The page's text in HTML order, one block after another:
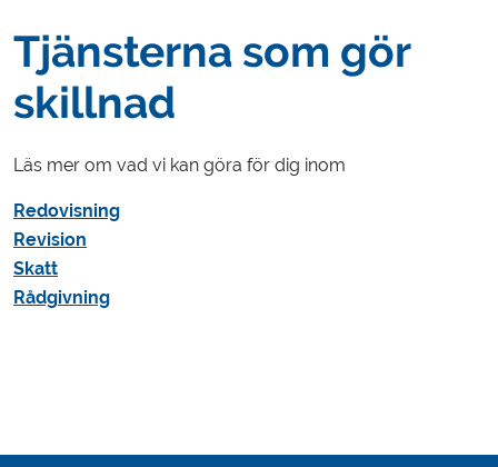
Tjänsterna som gör
skillnad
Läs mer om vad vi kan göra för dig inom
Redovisning
Revision
Skatt
Rådgivning